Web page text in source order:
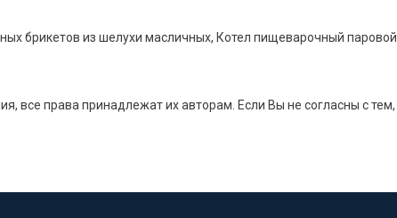
брикетов из шелухи масличных, Котел пищеварочный паровой
все права принадлежат их авторам. Если Вы не согласны с тем,